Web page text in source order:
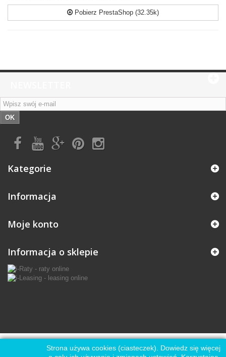
Pobierz PrestaShop (32.35k)
OK
Kategorie
Informacja
Moje konto
Informacja o sklepie
Strona używa cookies (ciasteczek). Dowiedz się więcej